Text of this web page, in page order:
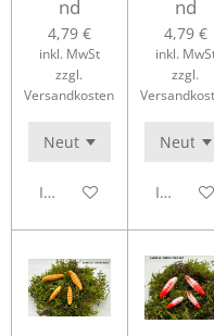
nd
4,79 €
inkl. MwSt
zzgl.
Versandkosten
In den Warenkorb
nd
4,79 €
inkl.
zzgl.
In den